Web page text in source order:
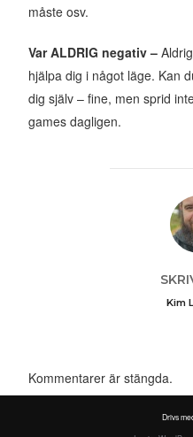
måste osv.
Var ALDRIG negativ –
hjälpa dig i något läge. Kan
dig själv – fine, men sprid
games dagligen.
Kim
Kommentarer är stängda.
Drivs